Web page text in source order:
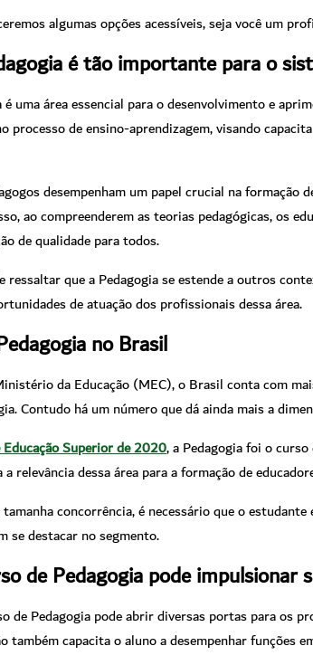
algumas opções acessíveis, seja você um
é tão importante para o
é uma área essencial para o desenvolvimento e
processo de ensino-aprendizagem, visando
desempenham um papel crucial na
ao compreenderem as teorias pedagógicas, os
de qualidade para todos.
ressaltar que a Pedagogia se estende a outros
de atuação dos profissionais dessa área.
no Brasil
da Educação (MEC), o Brasil conta com
Contudo há um número que dá ainda mais a
Educação Superior de 2020, a Pedagogia foi o
relevância dessa área para a formação de
concorrência, é necessário que o
se destacar no segmento.
de Pedagogia pode impulsionar
de Pedagogia pode abrir diversas portas para os
também capacita o aluno a desempenhar funções